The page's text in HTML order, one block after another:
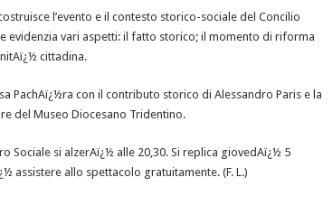
l’evento e il contesto storico-sociale del Concilio
evidenzia vari aspetti: il fatto storico; il momento di riforma
cittadina.
PachAï¿½ra con il contributo storico di Alessandro Paris e la
del Museo Diocesano Tridentino.
Sociale si alzerAï¿½ alle 20,30. Si replica giovedAï¿½ 5
assistere allo spettacolo gratuitamente. (F. L.)